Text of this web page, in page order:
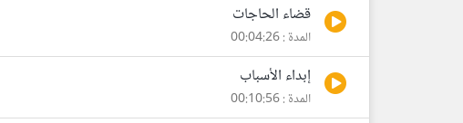
قضاء الحاجات
المدة : 00:04:26
إبداء الأسباب
المدة : 00:10:56